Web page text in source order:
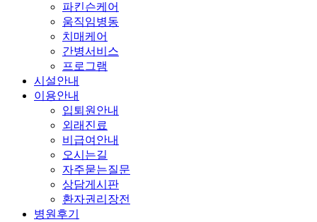
파킨슨케어
움직임병동
치매케어
간병서비스
프로그램
시설안내
이용안내
입퇴원안내
외래진료
비급여안내
오시는길
자주묻는질문
상담게시판
환자권리장전
병원후기